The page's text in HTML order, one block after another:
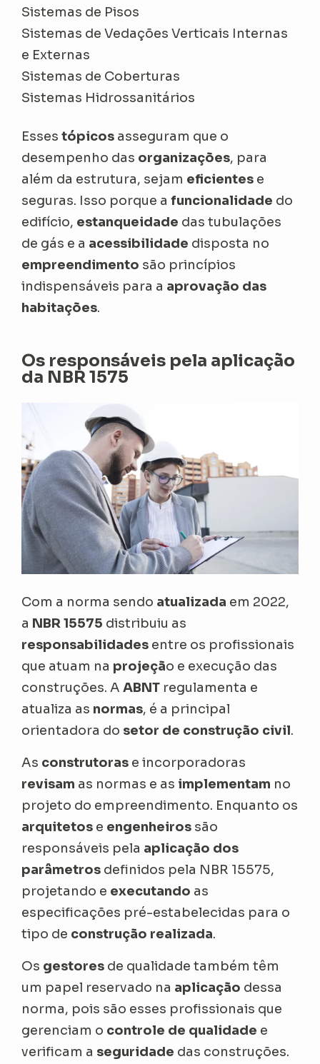
Sistemas de Pisos
Sistemas de Vedações Verticais Internas
e Externas
Sistemas de Coberturas
Sistemas Hidrossanitários
Esses tópicos asseguram que o
desempenho das organizações, para
além da estrutura, sejam eficientes e
seguras. Isso porque a funcionalidade do
edifício, estanqueidade das tubulações
de gás e a acessibilidade disposta no
empreendimento são princípios
indispensáveis para a aprovação das
habitações.
Os responsáveis pela aplicação
da NBR 1575
Com a norma sendo atualizada em 2022,
a NBR 15575 distribuiu as
responsabilidades entre os profissionais
que atuam na projeção e execução das
construções. AABNT regulamenta e
atualiza as normas, é a principal
orientadora do setor de construção civil.
As construtoras e incorporadoras
revisam as normas e as implementam no
projeto do empreendimento. Enquanto os
arquitetos e engenheiros são
responsáveis pela aplicação dos
parâmetros definidos pela NBR 15575,
projetando e executando as
especificações pré-estabelecidas para o
tipo de construção realizada.
Os gestores de qualidade também têm
um papel reservado na aplicação dessa
norma, pois são esses profissionais que
gerenciam o controle de qualidade e
verificam a seguridade das construções.